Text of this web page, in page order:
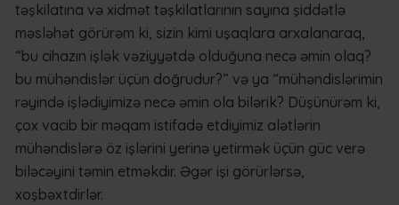
təşkilatına və xidmət təşkilatlarının sayına şiddətlə
məsləhət görürəm ki, sizin kimi uşaqlara arxalanaraq,
“bu cihazın işlək vəziyyətdə olduğuna necə əmin olaq?
bu mühəndislər üçün doğrudur?” və ya “mühəndislərimin
rəyində işlədiyimizə necə əmin ola bilərik? Düşünürəm ki,
çox vacib bir məqam istifadə etdiyimiz alətlərin
mühəndislərə öz işlərini yerinə yetirmək üçün güc verə
biləcəyini təmin etməkdir. Əgər işi görürlərsə,
xoşbəxtdirlər.